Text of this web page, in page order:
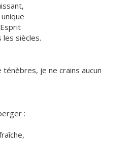
siècles.
je ne crains aucun
: